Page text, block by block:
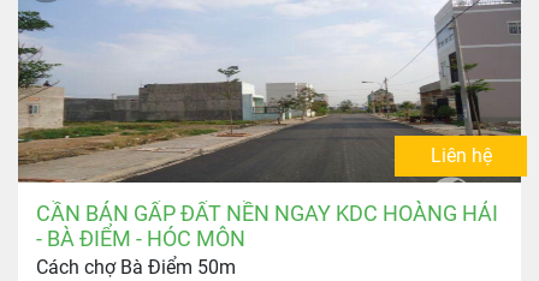
Liên hệ
CẦN BÁN GẤP ĐẤT NỀN NGAY KDC HOÀNG HẢI
- BÀ ĐIỂM - HÓC MÔN
Cách chợ Bà Điểm 50m